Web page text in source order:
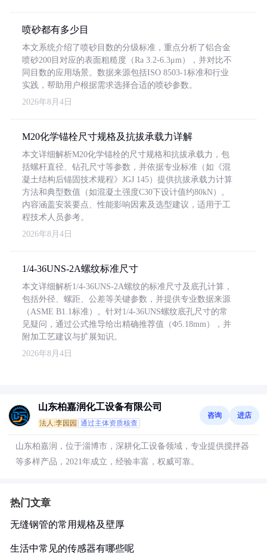
喷砂都有多少目
本文系统介绍了喷砂目数的分级标准，重点分析了铝合金
喷砂200目对应的表面粗糙度（Ra 3.2-6.3μm），并对比不
同目数的应用场景。数据来源包括ISO 8503-1标准和行业
实践，帮助用户根据需求选择合适的喷砂参数。
2026年8月4日
M20化学锚栓尺寸规格及抗拔承载力详解
本文详细解析M20化学锚栓的尺寸规格和抗拔承载力，包
括螺杆直径、钻孔尺寸等参数，并依据专业标准（如《混
凝土结构后锚固技术规程》JGJ 145）提供抗拔承载力计算
方法和典型数值（如混凝土强度C30下设计值约80kN）。
内容涵盖安装要点、性能影响因素及选型建议，适用于工
程技术人员参考。
2026年8月4日
1/4-36UNS-2A螺纹标准尺寸
本文详细解析1/4-36UNS-2A螺纹的标准尺寸及底孔计算，
包括外径、螺距、公差等关键参数，并提供专业数据来源
（ASME B1.1标准）。针对1/4-36UNS螺纹底孔尺寸的常
见疑问，通过公式推导给出精确推荐值（Φ5.18mm），并
附加工艺建议与扩展知识。
2026年8月4日
山东柏嘉润化工设备有限公司
法人:李园园 通过主体资质核查
咨询 进店
山东柏嘉润，位于淄博市，深耕化工设备领域，专业提供搅拌器
等多样产品，2021年成立，经验丰富，权威可靠。
热门文章
无缝钢管的常用规格及壁厚
生活中常见的传感器有哪些呢